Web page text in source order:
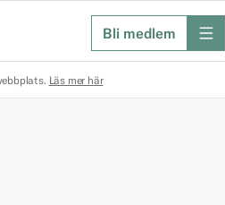
Bli medlem
Läs mer här